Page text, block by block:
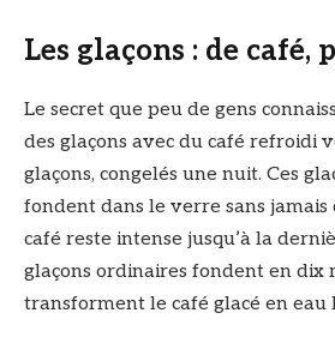
Les glaçons : de café,
Le secret que peu de gens
des glaçons avec du café refroidi
glaçons, congelés une nuit. Ces
fondent dans le verre sans jamais
café reste intense jusqu’à la
glaçons ordinaires fondent en dix
transforment le café glacé en